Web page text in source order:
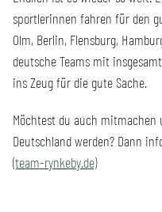
sportlerinnen fahren für den
Olm, Berlin, Flensburg,
deutsche Teams mit
ins Zeug für die gute Sache.
Möchtest du auch mitmachen
Deutschland werden? Dann
(team-rynkeby.de)